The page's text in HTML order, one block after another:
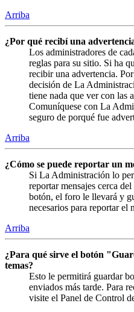
Arriba
¿Por qué recibí una
Los administradores de
reglas para su sitio. Si ha
recibir una advertencia.
decisión de La
tiene nada que ver con las
Comuníquese con La
seguro de porqué fue
Arriba
¿Cómo se puede reportar un
Si La Administración lo
reportar mensajes cerca
botón, el foro le llevará y
necesarios para reportar el
Arriba
¿Para qué sirve el botón
temas?
Esto le permitirá guardar
enviados más tarde. Para
visite el Panel de Control